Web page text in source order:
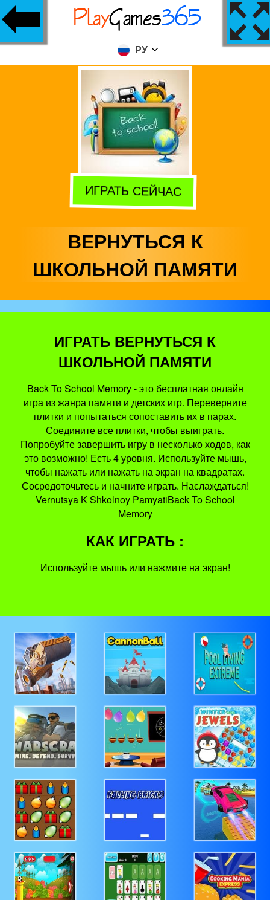
РУ
ИГРАТЬ СЕЙЧАС
ВЕРНУТЬСЯ К
ШКОЛЬНОЙ ПАМЯТИ
ИГРАТЬ ВЕРНУТЬСЯ К
ШКОЛЬНОЙ ПАМЯТИ
Back To School Memory - это бесплатная онлайн
игра из жанра памяти и детских игр. Переверните
плитки и попытаться сопоставить их в парах.
Соедините все плитки, чтобы выиграть.
Попробуйте завершить игру в несколько ходов, как
это возможно! Есть 4 уровня. Используйте мышь,
чтобы нажать или нажать на экран на квадратах.
Сосредоточьтесь и начните играть. Наслаждаться!
Vernutsya K Shkolnoy PamyatiBack To School
Memory
КАК ИГРАТЬ :
Используйте мышь или нажмите на экран!